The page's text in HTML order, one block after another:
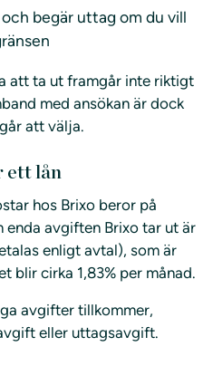
begär uttag om du vill
att ta ut framgår inte riktigt
med ansökan är dock
att välja.
ett lån
hos Brixo beror på
avgiften Brixo tar ut är
enligt avtal), som är
blir cirka 1,83% per månad.
avgifter tillkommer,
eller uttagsavgift.